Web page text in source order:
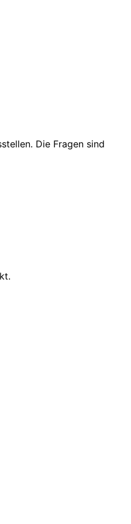
Die Fragen sind